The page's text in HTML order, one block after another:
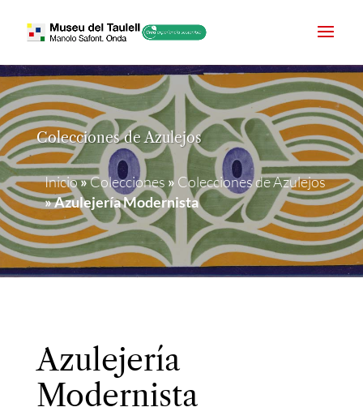
Colecciones de Azulejos
Inicio»Colecciones » Colecciones de Azulejos
»Azulejería Modernista
Azulejería
Modernista